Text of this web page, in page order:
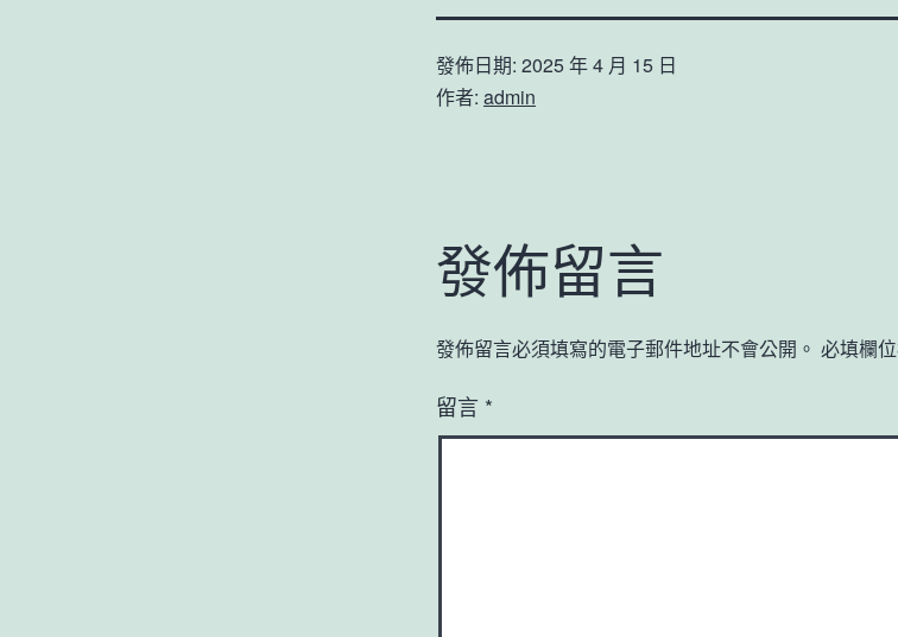
發佈日期: 2025 年 4 月 15 日
作者: admin
發佈留言
發佈留言必須填寫的電子郵件地址不會公開。 必填欄
留言 *